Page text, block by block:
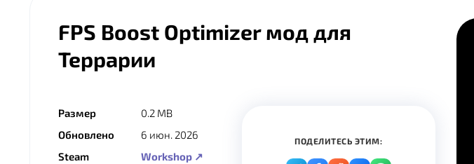
FPS Boost Optimizer мод для
Террарии
Размер
0.2 MB
Обновлено
6 июн. 2026
Steam
Workshop ↗
ПОДЕЛИТЕСЬ ЭТИМ: